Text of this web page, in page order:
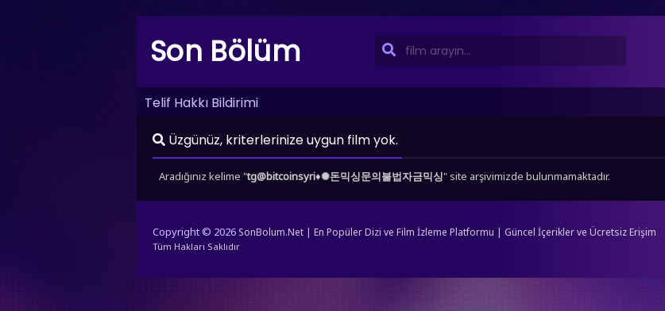
Son Bölüm
Telif Hakkı Bildirimi
Üzgünüz, kriterlerinize uygun film yok.
Aradığınız kelime "tg@bitcoinsyri♦✺돈믹싱문의불법자금믹싱" site arşivimizde bulunmamaktadır.
Copyright © 2026 SonBolum.Net | En Popüler Dizi ve Film İzleme Platformu | Güncel İçerikler ve Ücretsiz Erişim
Tüm Hakları Saklıdır